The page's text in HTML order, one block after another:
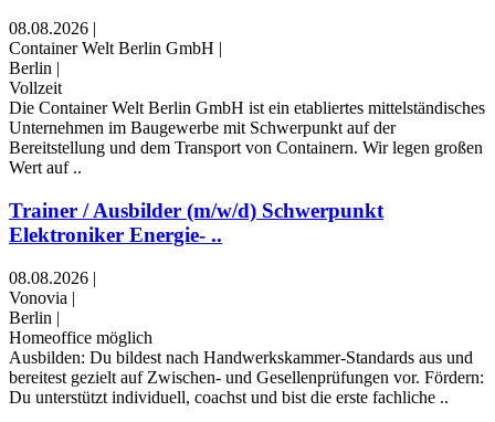
08.08.2026 |
Container Welt Berlin GmbH |
Berlin |
Vollzeit
Die Container Welt Berlin GmbH ist ein etabliertes mittelständisches
Unternehmen im Baugewerbe mit Schwerpunkt auf der
Bereitstellung und dem Transport von Containern. Wir legen großen
Wert auf ..
Trainer / Ausbilder (m/w/d) Schwerpunkt
Elektroniker Energie- ..
08.08.2026 |
Vonovia |
Berlin |
Homeoffice möglich
Ausbilden: Du bildest nach Handwerkskammer‑Standards aus und
bereitest gezielt auf Zwischen‑ und Gesellenprüfungen vor. Fördern:
Du unterstützt individuell, coachst und bist die erste fachliche ..